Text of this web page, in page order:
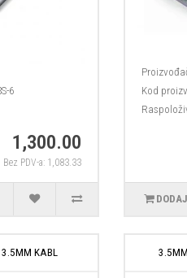
6
1,300.00
Bez PDV-a: 1,083.33
Kod
KABL